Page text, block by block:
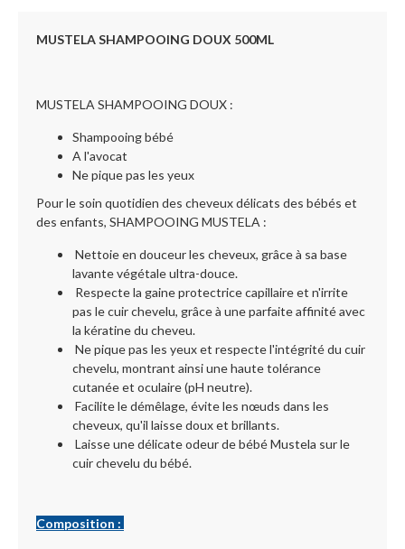
MUSTELA SHAMPOOING DOUX 500ML
MUSTELA SHAMPOOING DOUX :
Shampooing bébé
A l'avocat
Ne pique pas les yeux
Pour le soin quotidien des cheveux délicats des bébés et
des enfants, SHAMPOOING MUSTELA :
Nettoie en douceur les cheveux, grâce à sa base
lavante végétale ultra-douce.
Respecte la gaine protectrice capillaire et n'irrite
pas le cuir chevelu, grâce à une parfaite affinité avec
la kératine du cheveu.
Ne pique pas les yeux et respecte l'intégrité du cuir
chevelu, montrant ainsi une haute tolérance
cutanée et oculaire (pH neutre).
Facilite le démêlage, évite les nœuds dans les
cheveux, qu'il laisse doux et brillants.
Laisse une délicate odeur de bébé Mustela sur le
cuir chevelu du bébé.
Composition :